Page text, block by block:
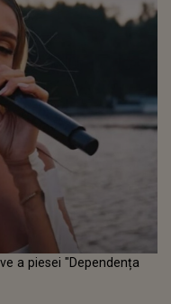
a piesei "Dependența